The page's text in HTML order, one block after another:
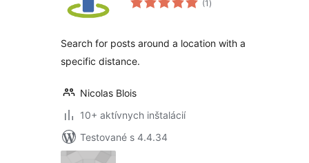
(1hodnotenie
)
Search for posts around a location with a
specific distance.
Nicolas Blois
10+ aktívnych inštalácií
Testované s 4.4.34